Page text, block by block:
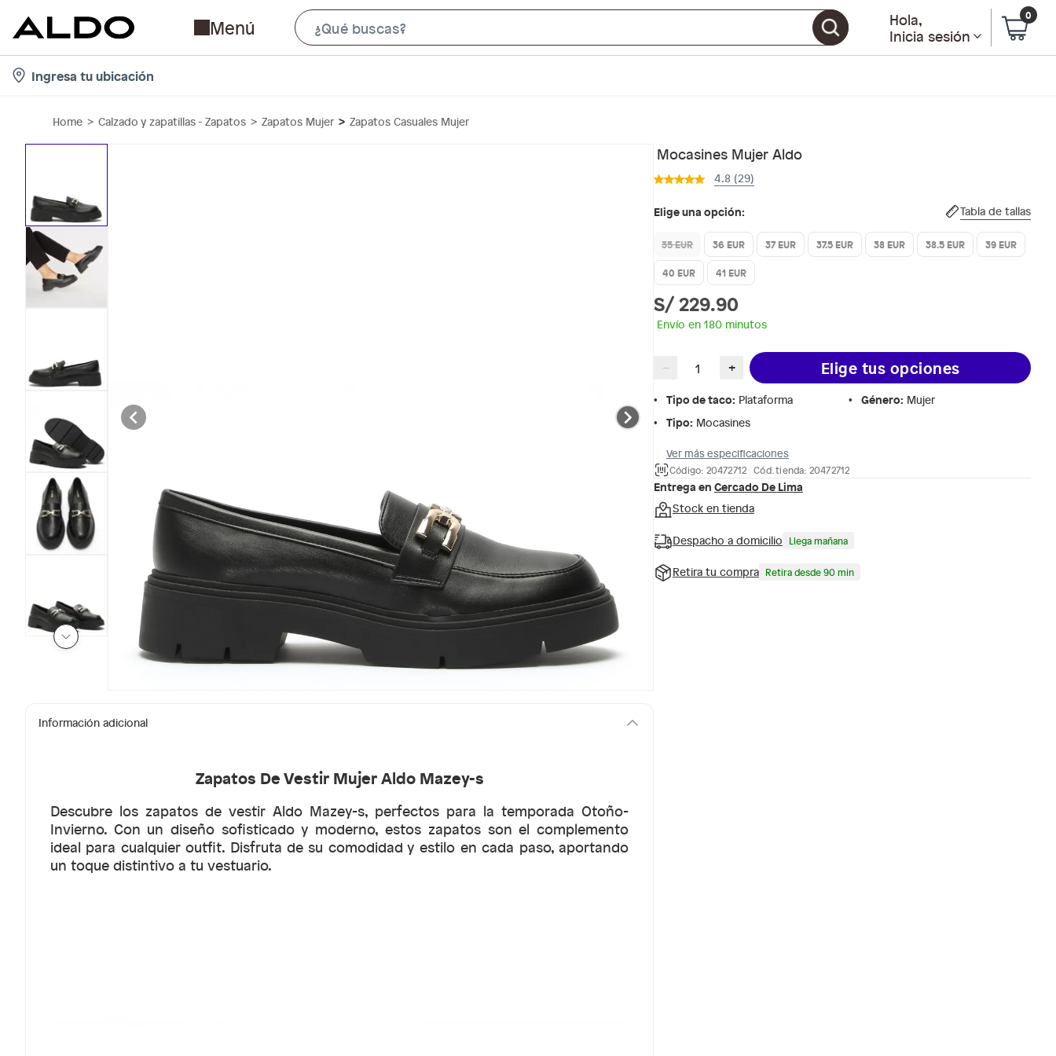
Menú
e
Hola,
Inicia sesión
0
Ingresa tu ubicación
Home Calzado y zapatillas - Zapatos Zapatos Mujer Zapatos Casuales Mujer
Información adicional
Zapatos De Vestir Mujer Aldo Mazey-s
Descubre los zapatos de vestir Aldo Mazey-s, perfectos para la temporada Otoño-
Invierno. Con un diseño sofisticado y moderno, estos zapatos son el complemento
ideal para cualquier outfit. Disfruta de su comodidad y estilo en cada paso, aportando
un toque distintivo a tu vestuario.
Mocasines Mujer Aldo
4.8 (29)
Elige una opción: Tabla de tallas
35 EUR 36 EUR 37 EUR 37.5 EUR 38 EUR 38.5 EUR
39 EUR
40 EUR
41 EUR
S/ 229.90
Envío en 180 minutos
− + Elige tus opciones
Tipo de taco: Plataforma Género: Mujer
Tipo: Mocasines
Ver más especificaciones
Código: 20472712 Cód. tienda: 20472712
Entrega en Cercado De Lima
Stock en tienda
Despacho a domicilio Llega mañana
Retira tu compra Retira desde 90 min